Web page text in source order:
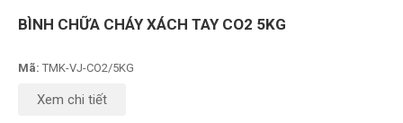
BÌNH CHỮA CHÁY XÁCH TAY CO2 5KG
Mã: TMK-VJ-CO2/5KG
Xem chi tiết